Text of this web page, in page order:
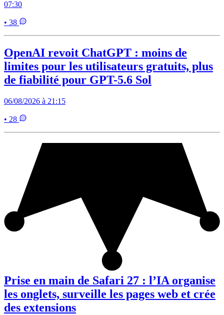
07:30
• 38
OpenAI revoit ChatGPT : moins de
limites pour les utilisateurs gratuits, plus
de fiabilité pour GPT-5.6 Sol
06/08/2026 à 21:15
• 28
Prise en main de Safari 27 : l’IA organise
les onglets, surveille les pages web et crée
des extensions